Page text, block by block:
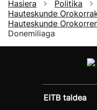
Hasiera Politika
Hauteskunde
Hauteskunde
Donemiliaga
EITB taldea